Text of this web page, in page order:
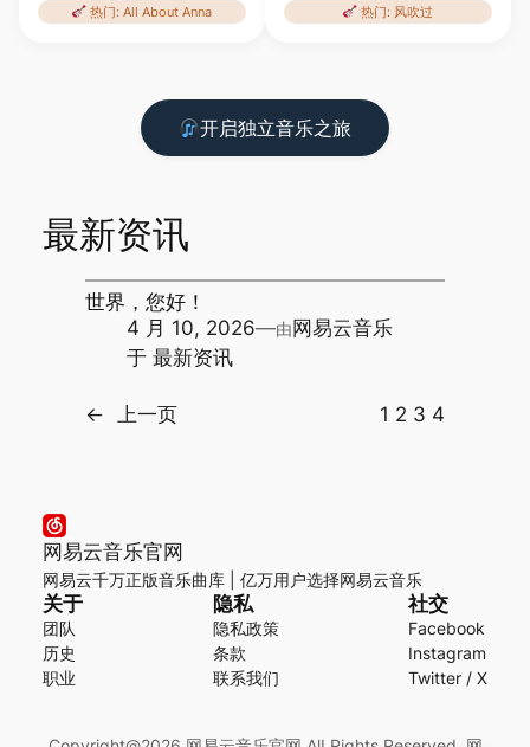
热门: All About Anna 热门: 风吹过
开启独立音乐之旅
最新资讯
世界，您好！
4 月 10, 2026—由网易云音乐
于最新资讯
← 上一页 1 2 3 4
网易云音乐官网
网易云千万正版音乐曲库 | 亿万用户选择网易云音乐
关于
团队
历史
职业
隐私
隐私政策
条款
联系我们
社交
Facebook
Instagram
Twitter / X